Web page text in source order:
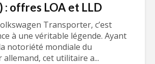
: offres LOA et LLD
Transporter, c’est
à une véritable légende. Ayant
notoriété mondiale du
cet utilitaire a...